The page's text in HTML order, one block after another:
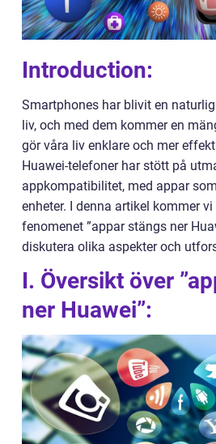
Introduction:
Smartphones har blivit en
liv, och med dem kommer en
gör våra liv enklare och mer
Huawei-telefoner har stött på
appkompatibilitet, med appar
enheter. I denna artikel kommer
fenomenet ”appar stängs ner
diskutera olika aspekter och
I. Översikt över
ner Huawei”: